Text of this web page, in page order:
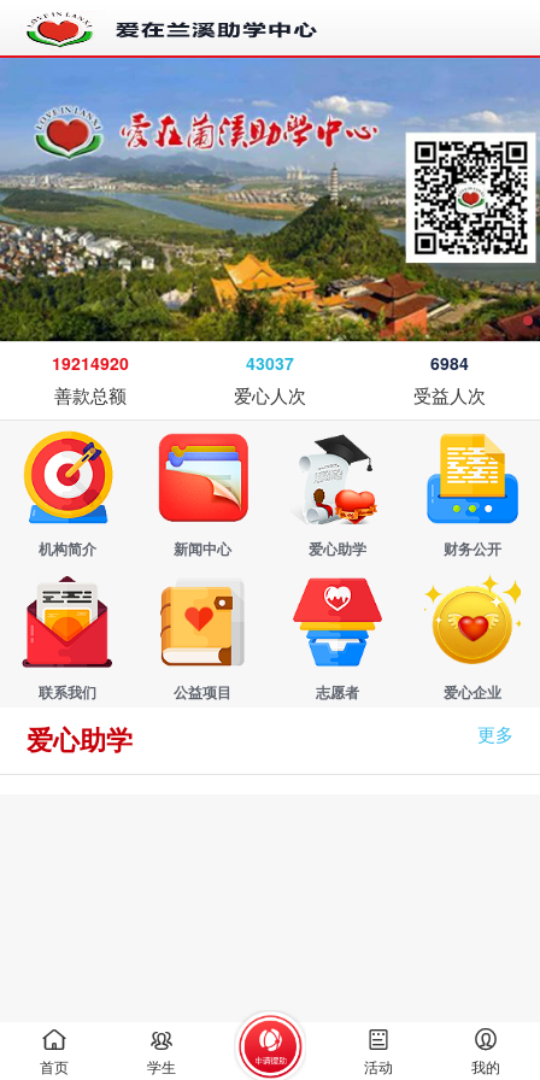
首页 学生 活动 我的
19214920
善款总额
43037
爱心人次
6984
受益人次
机构简介 新闻中心 爱心助学 财务公开
联系我们 公益项目 志愿者 爱心企业
更多
爱心助学